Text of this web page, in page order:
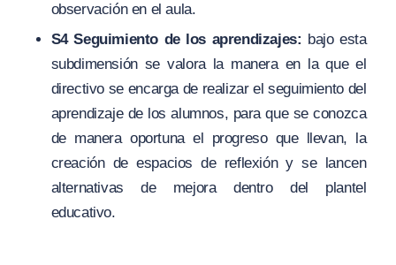
observación en el aula.
S4 Seguimiento de los aprendizajes: bajo esta
subdimensión se valora la manera en la que el
directivo se encarga de realizar el seguimiento del
aprendizaje de los alumnos, para que se conozca
de manera oportuna el progreso que llevan, la
creación de espacios de reflexión y se lancen
alternativas de mejora dentro del plantel
educativo.